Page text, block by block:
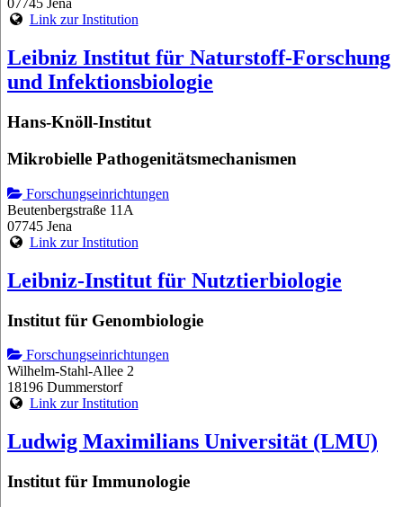
07745 Jena
Link zur Institution
Leibniz Institut für Naturstoff-Forschung
und Infektionsbiologie
Hans-Knöll-Institut
Mikrobielle Pathogenitätsmechanismen
Forschungseinrichtungen
Beutenbergstraße 11A
07745 Jena
Link zur Institution
Leibniz-Institut für Nutztierbiologie
Institut für Genombiologie
Forschungseinrichtungen
Wilhelm-Stahl-Allee 2
18196 Dummerstorf
Link zur Institution
Ludwig Maximilians Universität (LMU)
Institut für Immunologie